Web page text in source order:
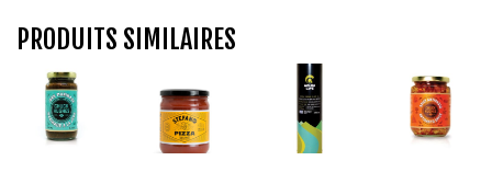
Hellmann’s
PRODUITS SIMILAIRES